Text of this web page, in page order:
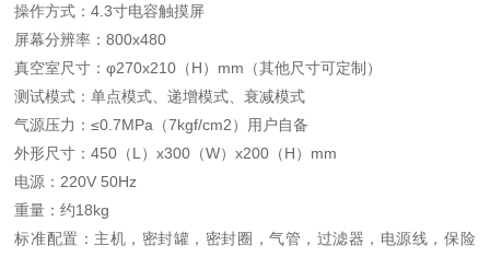
操作方式：4.3寸电容触摸屏
屏幕分辨率：800x480
真空室尺寸：φ270x210（H）mm（其他尺寸可定制）
测试模式：单点模式、递增模式、衰减模式
气源压力：≤0.7MPa（7kgf/cm2）用户自备
外形尺寸：450（L）x300（W）x200（H）mm
电源：220V 50Hz
重量：约18kg
标准配置：主机，密封罐，密封圈，气管，过滤器，电源线，保险